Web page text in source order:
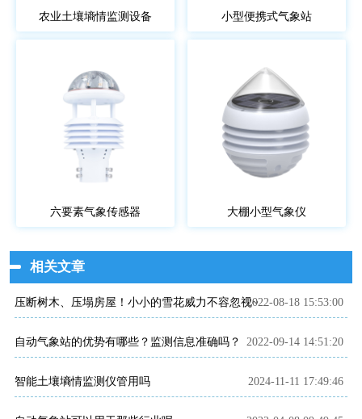
农业土壤墒情监测设备 小型便携式气象站
六要素气象传感器 大棚小型气象仪
相关文章
压断树木、压塌房屋！小小的雪花威力不容忽视~雪量传感器产品介绍~
2022-08-18 15:53:00
自动气象站的优势有哪些？监测信息准确吗？ 2022-09-14 14:51:20
智能土壤墒情监测仪管用吗 2024-11-11 17:49:46